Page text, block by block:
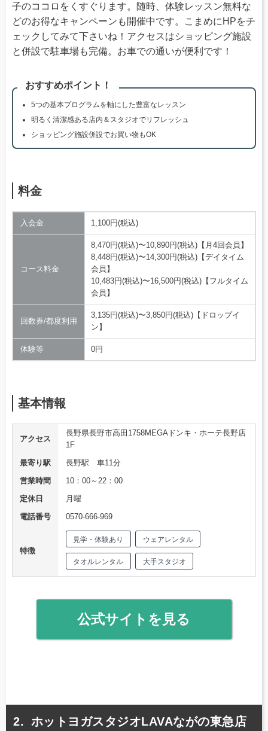
子のココロをくすぐります。随時、体験レッスン無料な
どのお得なキャンペーンも開催中です。こまめにHPをチ
ェックしてみて下さいね！アクセスはショッピング施設
と併設で駐車場も完備。お車での通いが便利です！
おすすめポイント！
5つの基本プログラムを軸にした豊富なレッスン
明るく清潔感ある店内＆スタジオでリフレッシュ
ショッピング施設併設でお買い物もOK
料金
入会金 1,100円(税込)
コース料金
8,470円(税込)〜10,890円(税込)【月4回会員】
8,448円(税込)〜14,300円(税込)【デイタイム
会員】
10,483円(税込)〜16,500円(税込)【フルタイム
会員】
回数券/都度利用
3,135円(税込)〜3,850円(税込)【ドロップイ
ン】
体験等 0円
基本情報
アクセス
長野県長野市高田1758MEGAドンキ・ホーテ長野店
1F
最寄り駅
長野駅 車11分
営業時間
10：00～22：00
定休日
月曜
電話番号
0570-666-969
特徴
見学・体験あり ウェアレンタル
タオルレンタル 大手スタジオ
公式サイトを見る
ホットヨガスタジオLAVAながの東急店